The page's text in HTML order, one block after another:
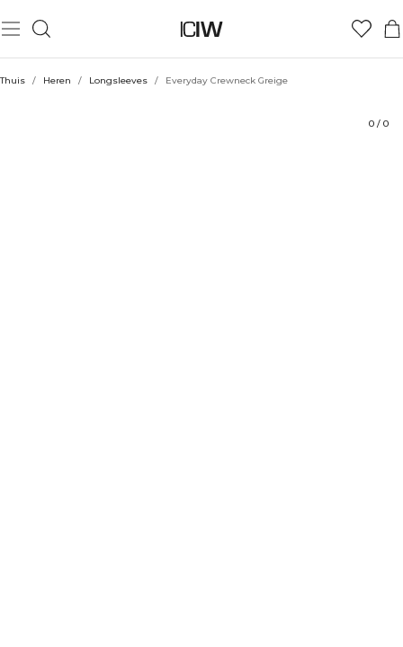
Thuis / Heren / Longsleeves / Everyday Crewneck Greige
0 / 0